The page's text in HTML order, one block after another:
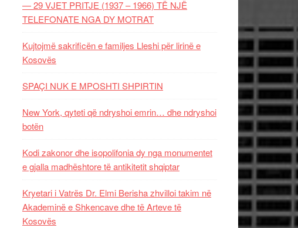
— 29 VJET PRITJE (1937 – 1966) TË NJË
TELEFONATE NGA DY MOTRAT
Kujtojmë sakrificën e familjes Lleshi për lirinë e
Kosovës
SPAÇI NUK E MPOSHTI SHPIRTIN
New York, qyteti që ndryshoi emrin… dhe ndryshoi
botën
Kodi zakonor dhe isopolifonia dy nga monumentet
e gjalla madhështore të antikitetit shqiptar
Kryetari i Vatrës Dr. Elmi Berisha zhvilloi takim në
Akademinë e Shkencave dhe të Arteve të
Kosovës